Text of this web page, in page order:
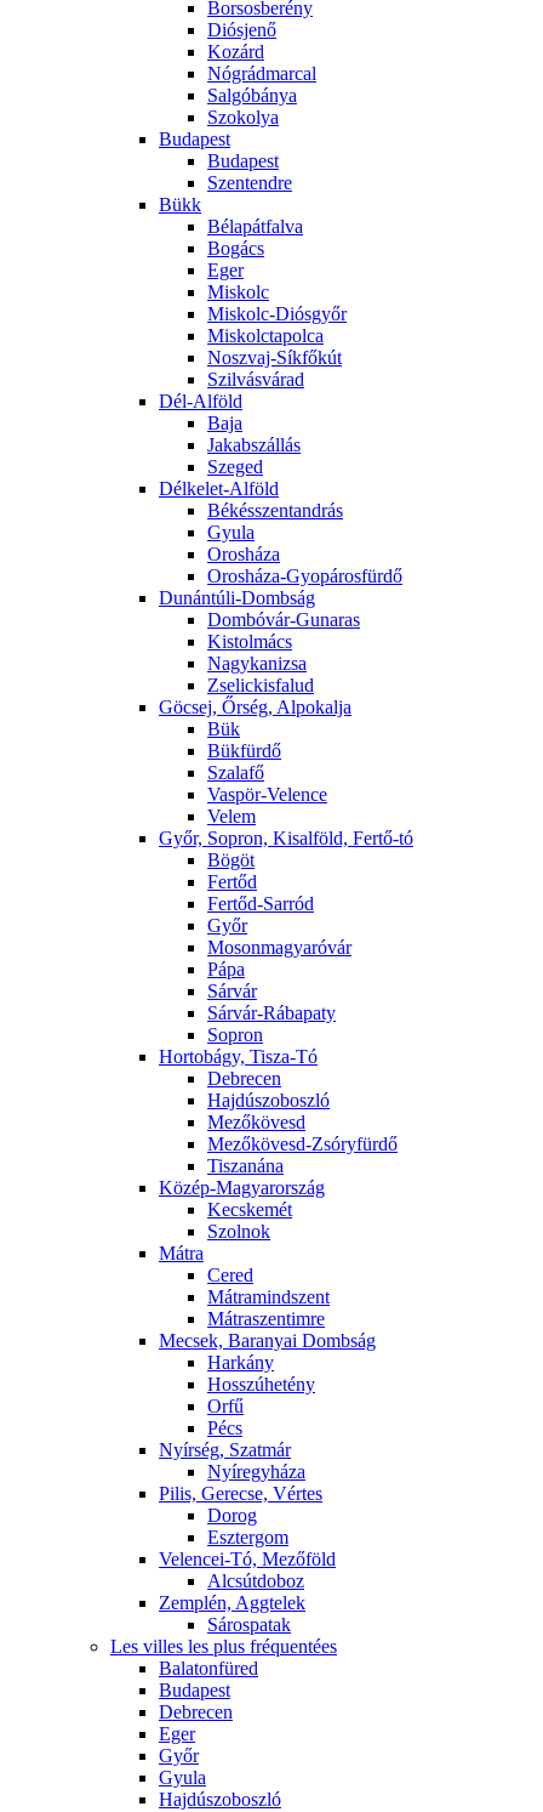
Borsosberény
Diósjenő
Kozárd
Nógrádmarcal
Salgóbánya
Szokolya
Budapest
Budapest
Szentendre
Bükk
Bélapátfalva
Bogács
Eger
Miskolc
Miskolc-Diósgyőr
Miskolctapolca
Noszvaj-Síkfőkút
Szilvásvárad
Dél-Alföld
Baja
Jakabszállás
Szeged
Délkelet-Alföld
Békésszentandrás
Gyula
Orosháza
Orosháza-Gyopárosfürdő
Dunántúli-Dombság
Dombóvár-Gunaras
Kistolmács
Nagykanizsa
Zselickisfalud
Göcsej, Őrség, Alpokalja
Bük
Bükfürdő
Szalafő
Vaspör-Velence
Velem
Győr, Sopron, Kisalföld, Fertő-tó
Bögöt
Fertőd
Fertőd-Sarród
Győr
Mosonmagyaróvár
Pápa
Sárvár
Sárvár-Rábapaty
Sopron
Hortobágy, Tisza-Tó
Debrecen
Hajdúszoboszló
Mezőkövesd
Mezőkövesd-Zsóryfürdő
Tiszanána
Közép-Magyarország
Kecskemét
Szolnok
Mátra
Cered
Mátramindszent
Mátraszentimre
Mecsek, Baranyai Dombság
Harkány
Hosszúhetény
Orfű
Pécs
Nyírség, Szatmár
Nyíregyháza
Pilis, Gerecse, Vértes
Dorog
Esztergom
Velencei-Tó, Mezőföld
Alcsútdoboz
Zemplén, Aggtelek
Sárospatak
Les villes les plus fréquentées
Balatonfüred
Budapest
Debrecen
Eger
Győr
Gyula
Hajdúszoboszló